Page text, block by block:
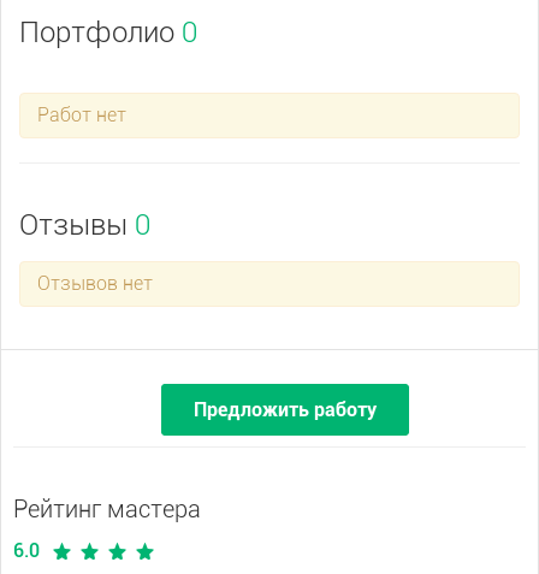
Портфолио 0
Работ нет
Отзывы 0
Отзывов нет
Предложить работу
Рейтинг мастера
6.0